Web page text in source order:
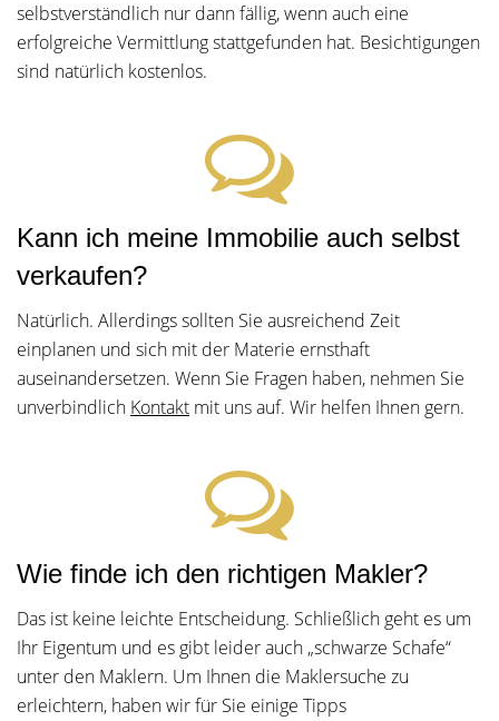
selbstverständlich nur dann fällig, wenn auch eine
erfolgreiche Vermittlung stattgefunden hat. Besichtigungen
sind natürlich kostenlos.
Kann ich meine Immobilie auch selbst
verkaufen?
Natürlich. Allerdings sollten Sie ausreichend Zeit
einplanen und sich mit der Materie ernsthaft
auseinandersetzen. Wenn Sie Fragen haben, nehmen Sie
unverbindlich Kontakt mit uns auf. Wir helfen Ihnen gern.
Wie finde ich den richtigen Makler?
Das ist keine leichte Entscheidung. Schließlich geht es um
Ihr Eigentum und es gibt leider auch „schwarze Schafe“
unter den Maklern. Um Ihnen die Maklersuche zu
erleichtern, haben wir für Sie einige Tipps